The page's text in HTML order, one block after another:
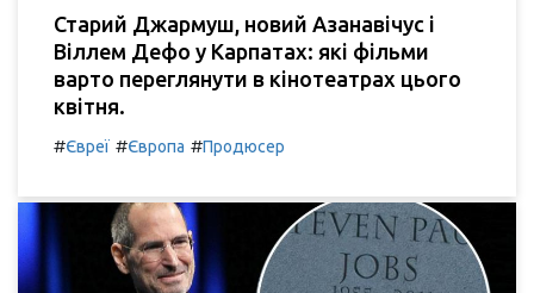
Старий Джармуш, новий Азанавічус і
Віллем Дефо у Карпатах: які фільми
варто переглянути в кінотеатрах цього
квітня.
#Євреї #Європа #Продюсер